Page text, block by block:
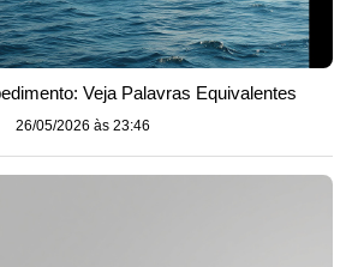
Veja Palavras Equivalentes
26/05/2026 às 23:46